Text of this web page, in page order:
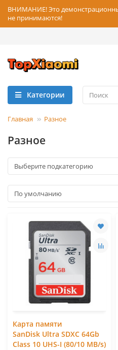
ВНИМАНИЕ! Это
не принимаются!
Категории
Главная Разное
Разное
Карта памяти
SanDisk Ultra SDXC 64Gb
Class 10 UHS-I (80/10 MB/s)